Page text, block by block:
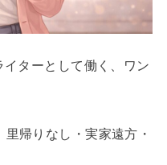
ターとして働く、ワン
帰りなし・実家遠方・